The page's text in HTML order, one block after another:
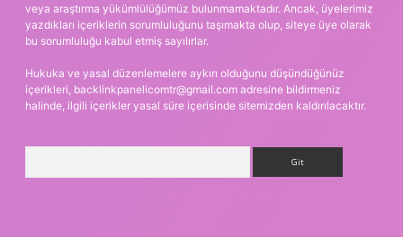
veya araştırma yükümlülüğümüz bulunmamaktadır. Ancak, üyelerimiz
yazdıkları içeriklerin sorumluluğunu taşımakta olup, siteye üye olarak
bu sorumluluğu kabul etmiş sayılırlar.
Hukuka ve yasal düzenlemelere aykırı olduğunu düşündüğünüz
içerikleri, backlinkpanelicomtr@gmail.com adresine bildirmeniz
halinde, ilgili içerikler yasal süre içerisinde sitemizden kaldırılacaktır.